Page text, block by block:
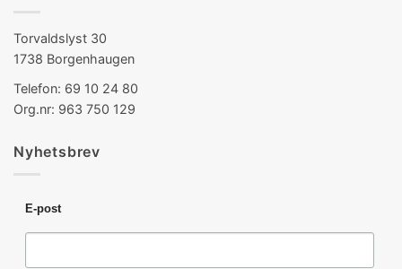
Torvaldslyst 30
1738 Borgenhaugen
Telefon: 69 10 24 80
Org.nr: 963 750 129
Nyhetsbrev
E-post